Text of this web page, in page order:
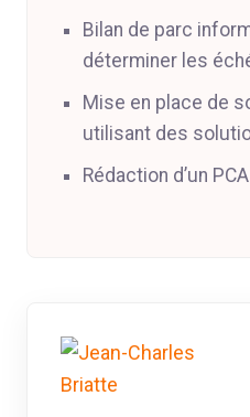
Bilan de parc
déterminer les
Mise en place de
utilisant des
Rédaction d’un